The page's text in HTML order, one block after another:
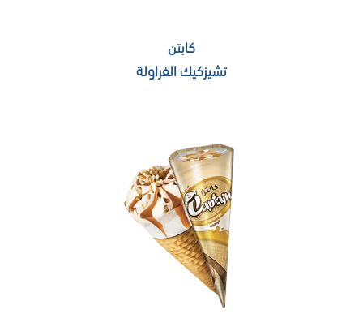
كابتن
تشيزكيك الفراولة